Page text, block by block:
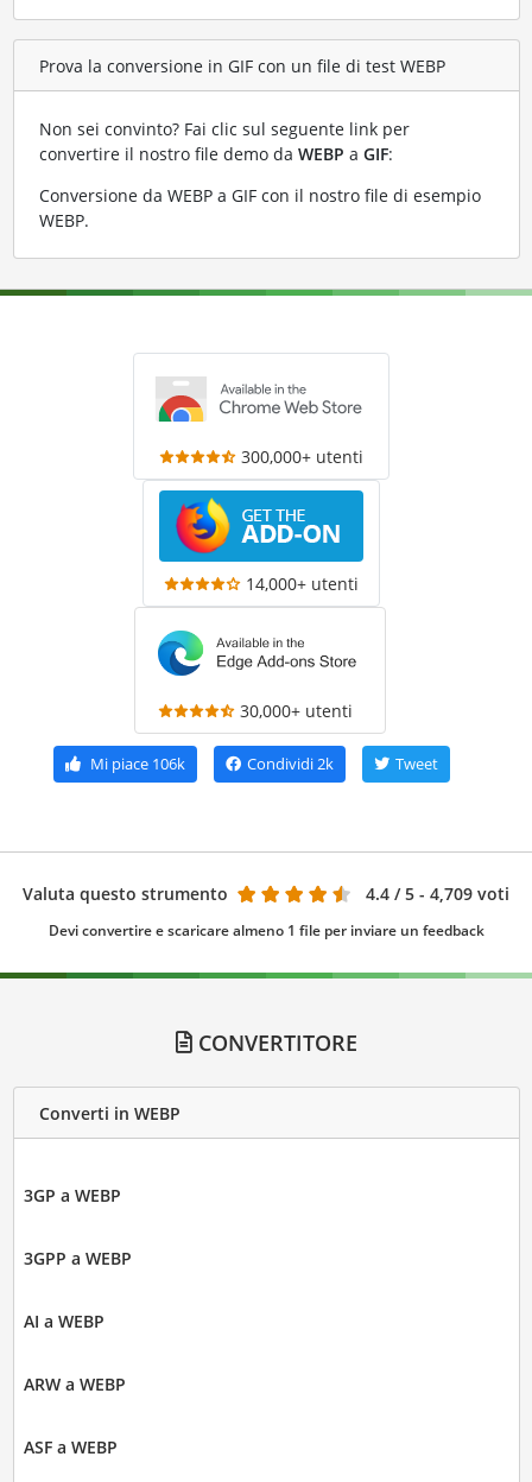
Prova la conversione in GIF con un file di test WEBP
Non sei convinto? Fai clic sul seguente link per
convertire il nostro file demo da WEBP a GIF:
Conversione da WEBP a GIF con il nostro file di esempio
WEBP.
300,000+ utenti
14,000+ utenti
30,000+ utenti
Mi piace 106k Condividi2k Tweet
Valuta questo strumento 4.4 / 5 - 4,709 voti
Devi convertire e scaricare almeno 1 file per inviare un feedback
CONVERTITORE
Converti in WEBP
3GP a WEBP
3GPP a WEBP
AI a WEBP
ARW a WEBP
ASF a WEBP